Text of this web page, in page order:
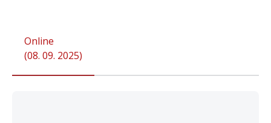
Online
(08. 09. 2025)